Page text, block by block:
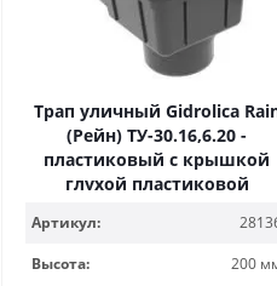
Трап уличный Gidrolica
(Рейн) ТУ-30.16,6.20 -
пластиковый с крышкой
глухой пластиковой
Артикул:
Высота:
200